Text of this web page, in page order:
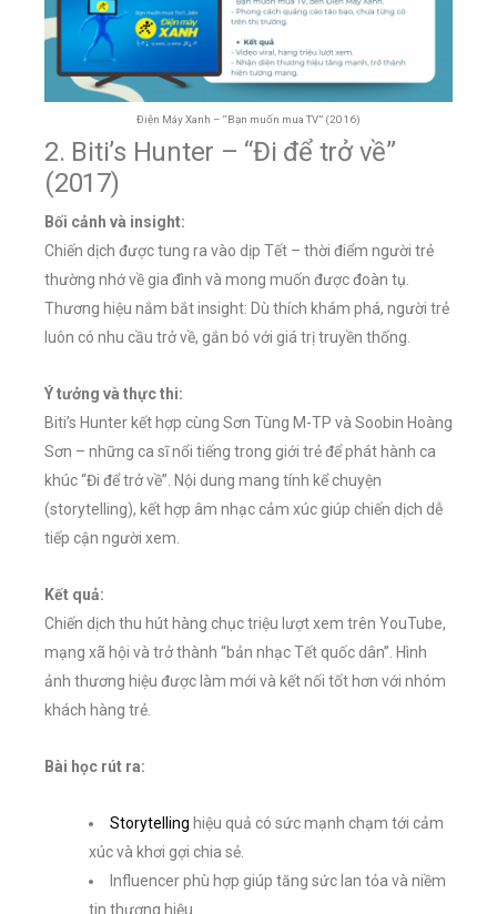
Điện Máy Xanh – “Bạn muốn mua TV” (2016)
2. Biti’s Hunter – “Đi để trở về”
(2017)
Bối cảnh và insight:
Chiến dịch được tung ra vào dịp Tết – thời điểm người trẻ
thường nhớ về gia đình và mong muốn được đoàn tụ.
Thương hiệu nắm bắt insight: Dù thích khám phá, người trẻ
luôn có nhu cầu trở về, gắn bó với giá trị truyền thống.
Ý tưởng và thực thi:
Biti’s Hunter kết hợp cùng Sơn Tùng M-TP và Soobin Hoàng
Sơn – những ca sĩ nổi tiếng trong giới trẻ để phát hành ca
khúc “Đi để trở về”. Nội dung mang tính kể chuyện
(storytelling), kết hợp âm nhạc cảm xúc giúp chiến dịch dễ
tiếp cận người xem.
Kết quả:
Chiến dịch thu hút hàng chục triệu lượt xem trên YouTube,
mạng xã hội và trở thành “bản nhạc Tết quốc dân”. Hình
ảnh thương hiệu được làm mới và kết nối tốt hơn với nhóm
khách hàng trẻ.
Bài học rút ra:
Storytelling hiệu quả có sức mạnh chạm tới cảm
xúc và khơi gợi chia sẻ.
Influencer phù hợp giúp tăng sức lan tỏa và niềm
tin thương hiệu.